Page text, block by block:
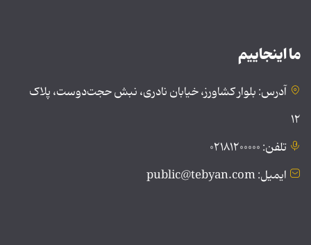
ما اینجاییم
آدرس: بلوار کشاورز، خیابان نادری، نبش حجت‌دوست، پلاک
۱۲
تلفن: ۰۲۱۸۱۲۰۰۰۰۰
ایمیل: public@tebyan.com